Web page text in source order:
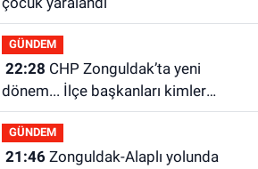
GÜNDEM
22:28
dönem... İlçe başkanları kimler
olacak?
GÜNDEM
21:46Zonguldak-Alaplı yolunda